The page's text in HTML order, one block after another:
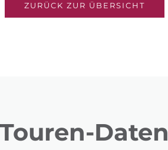
ZURÜCK ZUR ÜBERSICHT
Touren-Daten